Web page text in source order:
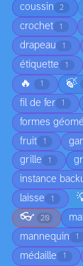
coussin 2
crochet 1
drapeau 1
étiquette 1
🔥 1 🍃
fil de fer 1
formes
fruit 1
grille 1
instance
laisse 1
👓 20
mannequin 1
médaille 1